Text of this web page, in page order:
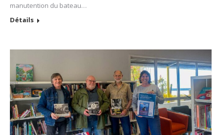
manutention du bateau…
Détails